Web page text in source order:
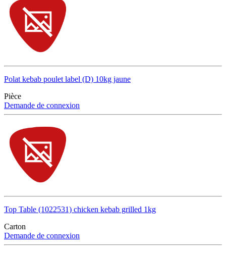
Polat kebab poulet label (D) 10kg jaune
Pièce
Demande de connexion
Top Table (1022531) chicken kebab grilled 1kg
Carton
Demande de connexion